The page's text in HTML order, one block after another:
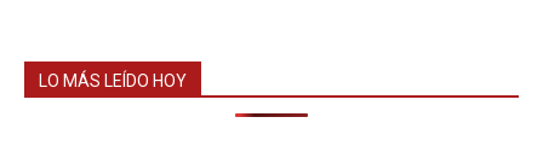
LO MÁS LEÍDO HOY